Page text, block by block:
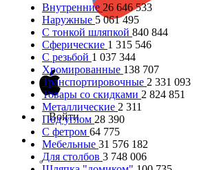
Войти
Внутренние 26 646 533
Наружные 5 061 495
С тонкой шляпкой 840 844
Сферические 1 315 546
С резьбой 1 037 344
Хромированные 138 707
Транспортировочные 2 331 093
Товары со скидками 2 824 851
Металлические 2 311
Под углом 28 390
С фетром 64 775
Мебельные 31 576 182
Для столбов 3 748 006